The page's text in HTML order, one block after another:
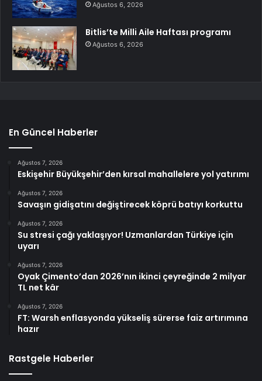
Ağustos 6, 2026
Bitlis’te Milli Aile Haftası programı
Ağustos 6, 2026
En Güncel Haberler
Ağustos 7, 2026
Eskişehir Büyükşehir’den kırsal mahallelere yol yatırımı
Ağustos 7, 2026
Savaşın gidişatını değiştirecek köprü batıyı korkuttu
Ağustos 7, 2026
Su stresi çağı yaklaşıyor! Uzmanlardan Türkiye için
uyarı
Ağustos 7, 2026
Oyak Çimento’dan 2026’nın ikinci çeyreğinde 2 milyar
TL net kâr
Ağustos 7, 2026
FT: Warsh enflasyonda yükseliş sürerse faiz artırımına
hazır
Rastgele Haberler